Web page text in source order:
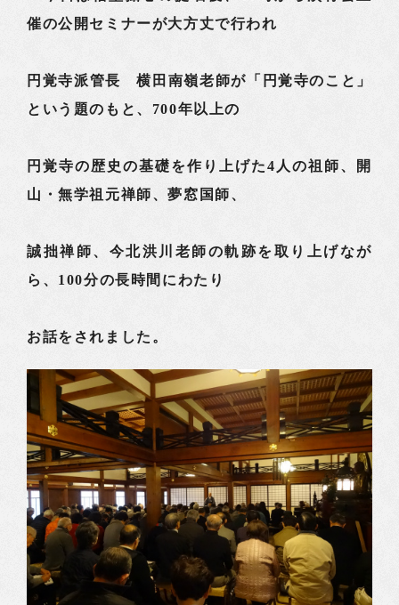
催の公開セミナーが大方丈で行われ
円覚寺派管長 横田南嶺老師が「円覚寺のこと」
という題のもと、700年以上の
円覚寺の歴史の基礎を作り上げた4人の祖師、開
山・無学祖元禅師、夢窓国師、
誠拙禅師、今北洪川老師の軌跡を取り上げなが
ら、100分の長時間にわたり
お話をされました。